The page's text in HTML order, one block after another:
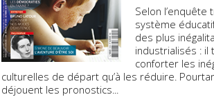
Selon l’enquête
système
des plus
industrialisés : il
conforter les
culturelles de départ qu’à les réduire.
déjouent les pronostics...